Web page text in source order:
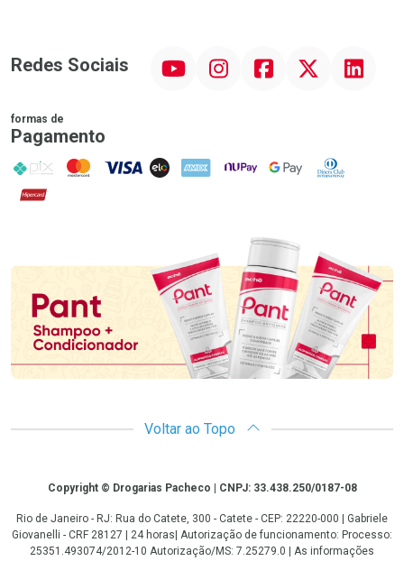
Redes Sociais InstagramFacebookTwitter Linkedin
formas de
Pagamento
PIX MasterCard
VISA ELO AMEX NuPay Google PayDiners Club
Hipercard
Promoção em Destaque
Voltar ao Topo
CopyrightCopyright © Drogarias Pacheco | CNPJ: 33.438.250/0187-08
Rio de Janeiro - RJ: Rua do Catete, 300 - Catete - CEP: 22220-000 | Gabriele
Giovanelli - CRF 28127 | 24 horas| Autorização de funcionamento: Processo:
25351.493074/2012-10 Autorização/MS: 7.25279.0 | As informações